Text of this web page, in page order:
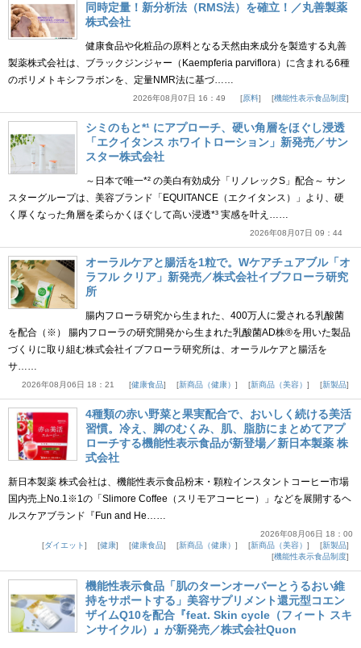
同時定量！新分析法（RMS法）を確立！／丸善製薬
株式会社
健康食品や化粧品の原料となる天然由来成分を製造する丸善
製薬株式会社は、ブラックジンジャー（Kaempferia parviflora）に含まれる6種
のポリメトキシフラボンを、定量NMR法に基づ……
2026年08月07日 16：49 原料 機能性表示食品制度
シミのもと*¹ にアプローチ、硬い角層をほぐし浸透
「エクイタンス ホワイトローション」新発売／サン
スター株式会社
～日本で唯一*² の美白有効成分「リノレックS」配合～ サン
スターグループは、美容ブランド「EQUITANCE（エクイタンス）」より、硬
く厚くなった角層を柔らかくほぐして高い浸透*³ 実感を叶え……
2026年08月07日 09：44
オーラルケアと腸活を1粒で。Wケアチュアブル「オ
ラフル クリア」新発売／株式会社イブフローラ研究
所
腸内フローラ研究から生まれた、400万人に愛される乳酸菌
を配合（※） 腸内フローラの研究開発から生まれた乳酸菌AD株®を用いた製品
づくりに取り組む株式会社イブフローラ研究所は、オーラルケアと腸活を
サ……
2026年08月06日 18：21 健康食品 新商品（健康） 新商品（美容） 新製品
4種類の赤い野菜と果実配合で、おいしく続ける美活
習慣。冷え、脚のむくみ、肌、脂肪にまとめてアプ
ローチする機能性表示食品が新登場／新日本製薬 株
式会社
新日本製薬 株式会社は、機能性表示食品粉末・顆粒インスタントコーヒー市場
国内売上No.1※1の「Slimore Coffee（スリモアコーヒー）」などを展開するヘ
ルスケアブランド『Fun and He……
2026年08月06日 18：00
ダイエット
健康 健康食品 新商品（健康） 新商品（美容）
新製品
機能性表示食品制度
機能性表示食品「肌のターンオーバーとうるおい維
持をサポートする」美容サプリメント還元型コエン
ザイムQ10を配合『feat. Skin cycle（フィート スキ
ンサイクル）』が新発売／株式会社Quon